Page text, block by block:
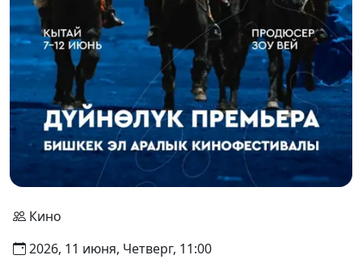
Кино
2026, 11 июня, Четверг, 11:00